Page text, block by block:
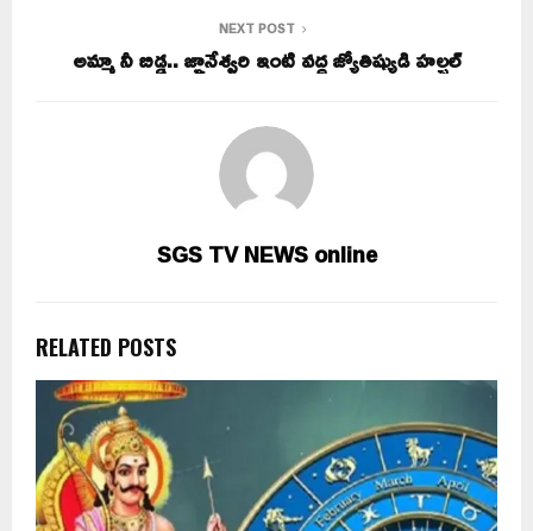
NEXT POST
అమ్మా నీ బిడ్డ.. జ్ఞానేశ్వరి ఇంటి వద్ద జ్యోతిష్యుడి హల్చల్
SGS TV NEWS online
RELATED POSTS